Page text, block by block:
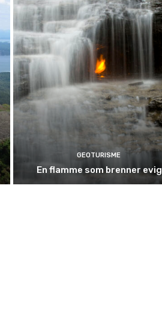
GEOTURISME
En flamme som brenner evig